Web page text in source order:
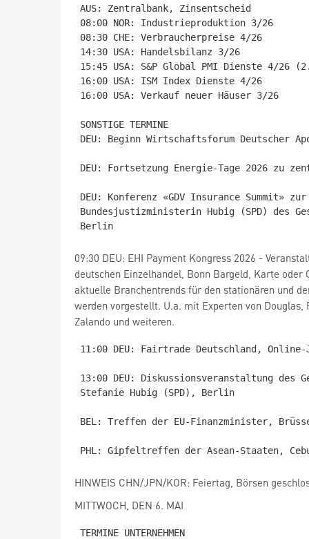
AUS: Zentralbank, Zinsentscheid
08:00 NOR: Industrieproduktion 3/26
08:30 CHE: Verbraucherpreise 4/26
14:30 USA: Handelsbilanz 3/26
15:45 USA: S&P Global PMI Dienste 4/26
16:00 USA: ISM Index Dienste 4/26
16:00 USA: Verkauf neuer Häuser 3/26
SONSTIGE TERMINE
DEU: Beginn Wirtschaftsforum Deutscher
DEU: Fortsetzung Energie-Tage 2026 zu
DEU: Konferenz «GDV Insurance
Bundesjustizministerin Hubig (SPD) des
09:30 DEU: EHI Payment Kongress 2026 -
deutschen Einzelhandel, Bonn Bargeld, Karte oder
aktuelle Branchentrends für den stationären und
werden vorgestellt. U.a. mit Experten von Douglas,
Zalando und weiteren.
11:00 DEU: Fairtrade Deutschland,
13:00 DEU: Diskussionsveranstaltung des
Stefanie Hubig (SPD), Berlin
BEL: Treffen der EU-Finanzminister,
HINWEIS CHN/JPN/KOR: Feiertag, Börsen
MITTWOCH, DEN 6. MAI
TERMINE UNTERNEHMEN